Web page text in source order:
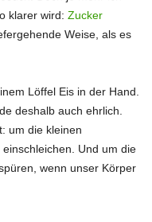
klarer wird: Zucker
Weise, als es
Löffel Eis in der Hand.
deshalb auch ehrlich.
um die kleinen
Und um die
wenn unser Körper